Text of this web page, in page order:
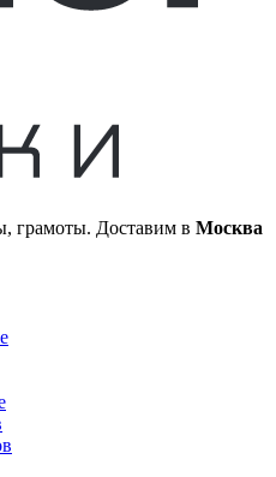
грамоты. Доставим в Москва